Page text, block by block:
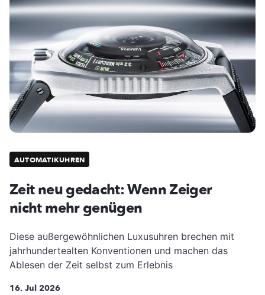
AUTOMATIKUHREN
Zeit neu gedacht: Wenn Zeiger
nicht mehr genügen
Diese außergewöhnlichen Luxusuhren brechen mit
jahrhundertealten Konventionen und machen das
Ablesen der Zeit selbst zum Erlebnis
16. Jul 2026